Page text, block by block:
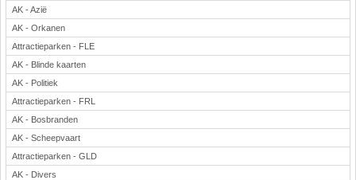
AK - Azië
AK - Orkanen
Attractieparken - FLE
AK - Blinde kaarten
AK - Politiek
Attractieparken - FRL
AK - Bosbranden
AK - Scheepvaart
Attractieparken - GLD
AK - Divers